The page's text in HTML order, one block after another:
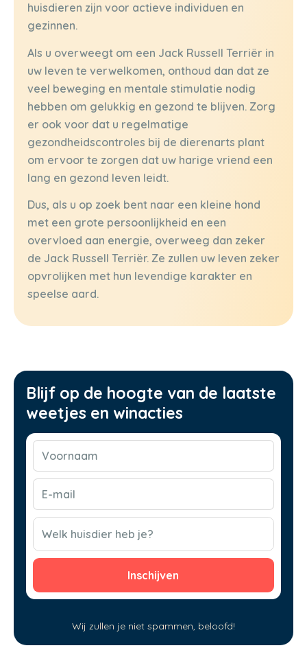
huisdieren zijn voor actieve individuen en
gezinnen.
Als u overweegt om een Jack Russell Terriër in
uw leven te verwelkomen, onthoud dan dat ze
veel beweging en mentale stimulatie nodig
hebben om gelukkig en gezond te blijven. Zorg
er ook voor dat u regelmatige
gezondheidscontroles bij de dierenarts plant
om ervoor te zorgen dat uw harige vriend een
lang en gezond leven leidt.
Dus, als u op zoek bent naar een kleine hond
met een grote persoonlijkheid en een
overvloed aan energie, overweeg dan zeker
de Jack Russell Terriër. Ze zullen uw leven zeker
opvrolijken met hun levendige karakter en
speelse aard.
Blijf op de hoogte van de laatste
weetjes en winacties
Voornaam
E-
mail
(Vereist)
CAPTCHA
Welk huisdier heb je?
Wij zullen je niet spammen, beloofd!